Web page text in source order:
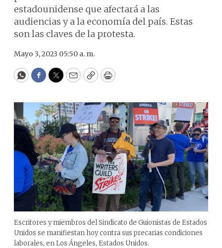
estadounidense que afectará a las
audiencias y a la economía del país. Estas
son las claves de la protesta.
Mayo 3, 2023 05:50 a. m.
WhatsApp
Facebook
Twitter
EmailCopyPrint
Escritores y miembros del Sindicato de Guionistas de Estados
Unidos se manifiestan hoy contra sus precarias condiciones
laborales, en Los Ángeles, Estados Unidos.